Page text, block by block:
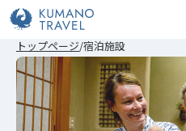
トップページ 宿泊施設